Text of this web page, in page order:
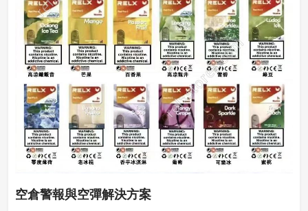
空倉警報與空彈解決方案